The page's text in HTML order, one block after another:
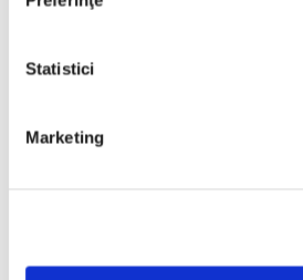
Statistici
Marketing